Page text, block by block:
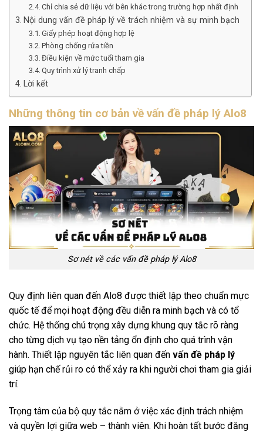
Chỉ chia sẻ dữ liệu với bên khác trong trường hợp nhất định
Nội dung vấn đề pháp lý về trách nhiệm và sự minh bạch
Giấy phép hoạt động hợp lệ
Phòng chống rửa tiền
Điều kiện về mức tuổi tham gia
Quy trình xử lý tranh chấp
Lời kết
Những thông tin cơ bản về vấn đề pháp lý Alo8
Sơ nét về các vấn đề pháp lý Alo8
Quy định liên quan đến Alo8 được thiết lập theo chuẩn mực
quốc tế để mọi hoạt động đều diễn ra minh bạch và có tổ
chức. Hệ thống chú trọng xây dựng khung quy tắc rõ ràng
cho từng dịch vụ tạo nền tảng ổn định cho quá trình vận
hành. Thiết lập nguyên tắc liên quan đến vấn đề pháp lý
giúp hạn chế rủi ro có thể xảy ra khi người chơi tham gia giải
trí.
Trọng tâm của bộ quy tắc nằm ở việc xác định trách nhiệm
và quyền lợi giữa web – thành viên. Khi hoàn tất bước đăng